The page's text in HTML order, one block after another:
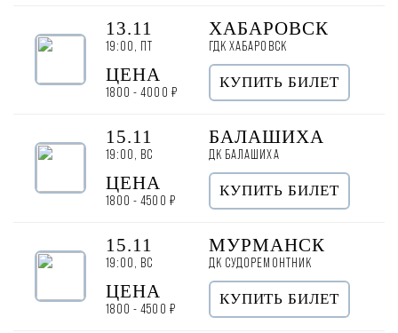
13.11
19:00, ПТ
ХАБАРОВСК
ГДК ХАБАРОВСК
ЦЕНА
1800 - 4000 ₽
КУПИТЬ БИЛЕТ
15.11
19:00, ВС
БАЛАШИХА
ДК БАЛАШИХА
ЦЕНА
1800 - 4500 ₽
КУПИТЬ БИЛЕТ
15.11
19:00, ВС
МУРМАНСК
ДК СУДОРЕМОНТНИК
ЦЕНА
1800 - 4500 ₽
КУПИТЬ БИЛЕТ